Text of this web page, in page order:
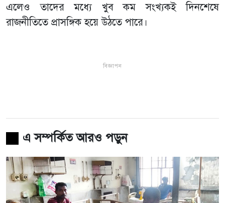
এলেও তাদের মধ্যে খুব কম সংখ্যকই দিনশেষে
রাজনীতিতে প্রাসঙ্গিক হয়ে উঠতে পারে।
বিজ্ঞাপন
এ সম্পর্কিত আরও পড়ুন